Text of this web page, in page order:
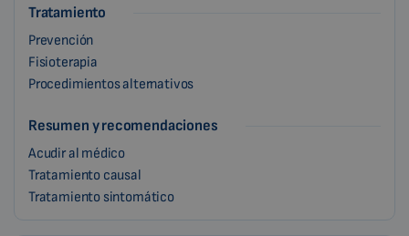
Tratamiento
Prevención
Fisioterapia
Procedimientos alternativos
Resumen y recomendaciones
Acudir al médico
Tratamiento causal
Tratamiento sintomático